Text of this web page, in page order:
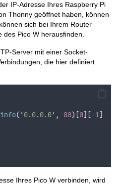
IP-Adresse Ihres Raspberry Pi
Thonny geöffnet haben, können
sich bei Ihrem Router
des Pico W herausfinden.
Server mit einer Socket-
die hier definiert
( ' 0.0.0.0' , 80)[0][ -1]
Ihres Pico W verbinden, wird